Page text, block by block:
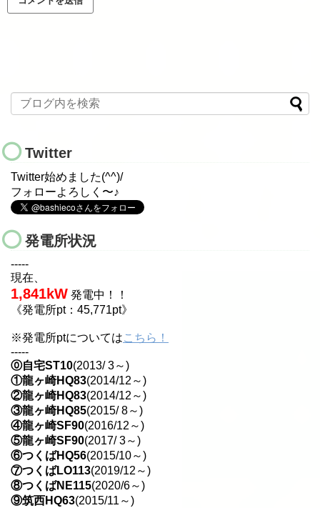
Twitter
Twitter始めました(^^)/
フォローよろしく〜♪
発電所状況
-----
現在、
1,841kW 発電中！！
《発電所pt：45,771pt》
※発電所ptについてはこちら！
-----
⓪自宅ST10(2013/ 3～)
①龍ヶ崎HQ83(2014/12～)
②龍ヶ崎HQ83(2014/12～)
③龍ヶ崎HQ85(2015/ 8～)
④龍ヶ崎SF90(2016/12～)
⑤龍ヶ崎SF90(2017/ 3～)
⑥つくばHQ56(2015/10～)
⑦つくばLO113(2019/12～)
⑧つくばNE115(2020/6～)
⑨筑西HQ63(2015/11～)